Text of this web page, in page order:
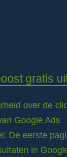
gratis
over de
Google Ads
De eerste
in